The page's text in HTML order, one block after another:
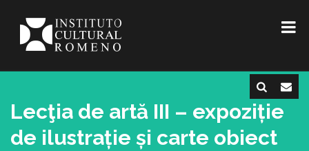
Lecţia de artă III – expoziție
de ilustrație și carte obiect